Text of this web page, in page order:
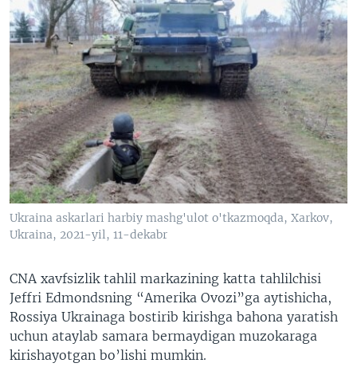
Ukraina askarlari harbiy mashg'ulot o'tkazmoqda, Xarkov,
Ukraina, 2021-yil, 11-dekabr
CNA xavfsizlik tahlil markazining katta tahlilchisi
Jeffri Edmondsning “Amerika Ovozi”ga aytishicha,
Rossiya Ukrainaga bostirib kirishga bahona yaratish
uchun ataylab samara bermaydigan muzokaraga
kirishayotgan bo’lishi mumkin.